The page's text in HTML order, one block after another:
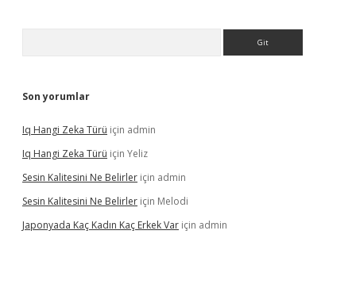
Son yorumlar
Iq Hangi Zeka Türü için admin
Iq Hangi Zeka Türü için Yeliz
Sesin Kalitesini Ne Belirler için admin
Sesin Kalitesini Ne Belirler için Melodi
Japonyada Kaç Kadın Kaç Erkek Var için admin